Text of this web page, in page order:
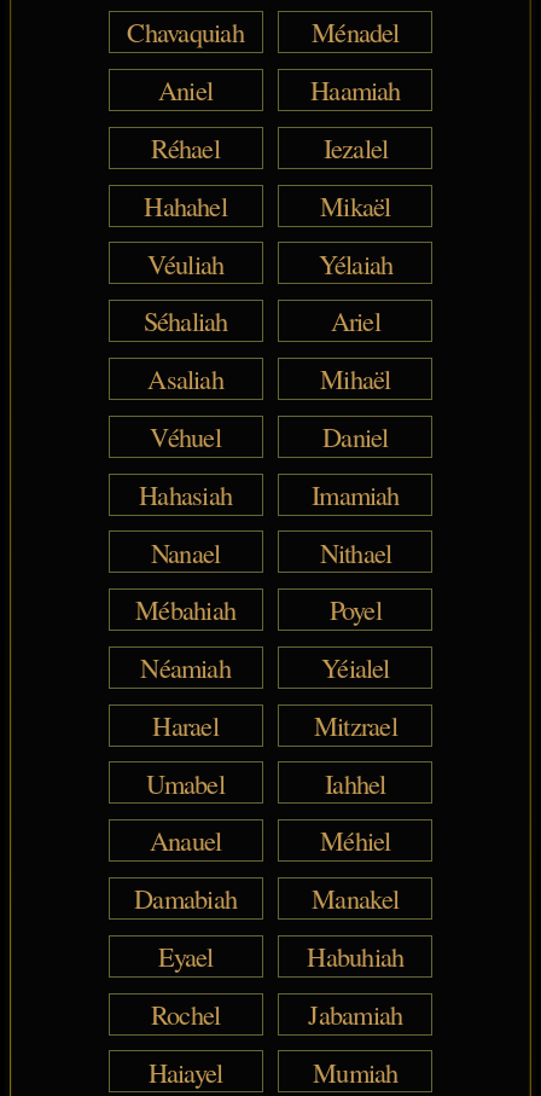
Chavaquiah
Ménadel
Aniel
Haamiah
Réhael
Iezalel
Hahahel
Mikaël
Véuliah
Yélaiah
Séhaliah
Ariel
Asaliah
Mihaël
Véhuel
Daniel
Hahasiah
Imamiah
Nanael
Nithael
Mébahiah
Poyel
Néamiah
Yéialel
Harael
Mitzrael
Umabel
Iahhel
Anauel
Méhiel
Damabiah
Manakel
Eyael
Habuhiah
Rochel
Jabamiah
Haiayel
Mumiah